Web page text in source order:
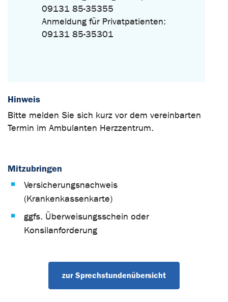
09131 85-35355
Anmeldung für Privatpatienten:
09131 85-35301
Hinweis
Bitte melden Sie sich kurz vor dem vereinbarten
Termin im Ambulanten Herzzentrum.
Mitzubringen
Versicherungsnachweis
(Krankenkassenkarte)
ggfs. Überweisungsschein oder
Konsilanforderung
zur Sprechstundenübersicht